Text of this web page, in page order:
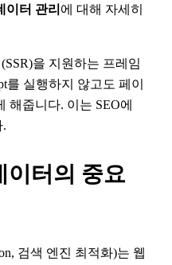
이터 관리에 대해 자세히
을 지원하는 프레임
를 실행하지 않고도 페이
해줍니다. 이는 SEO에
이터의 중요
검색 엔진 최적화)는 웹